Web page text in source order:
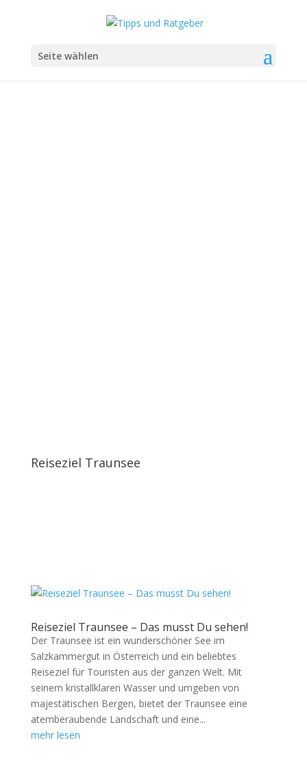
Seite wählen
Reiseziel Traunsee
Reiseziel Traunsee – Das musst Du sehen!
Der Traunsee ist ein wunderschöner See im
Salzkammergut in Österreich und ein beliebtes
Reiseziel für Touristen aus der ganzen Welt. Mit
seinem kristallklaren Wasser und umgeben von
majestätischen Bergen, bietet der Traunsee eine
atemberaubende Landschaft und eine...
mehr lesen